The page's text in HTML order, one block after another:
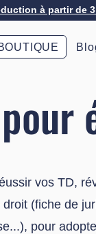
à partir de
vos TD,
(fiche de
pour